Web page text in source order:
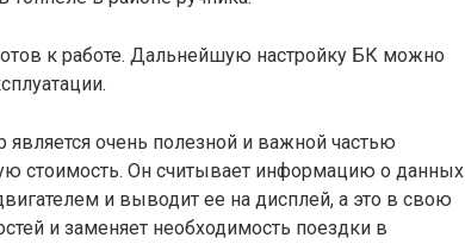
к работе. Дальнейшую настройку БК можно
очень полезной и важной частью
стоимость. Он считывает информацию о данных
и выводит ее на дисплей, а это в свою
и заменяет необходимость поездки в